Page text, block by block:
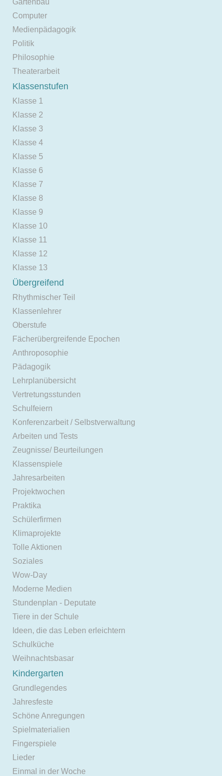
Computer
Medienpädagogik
Politik
Philosophie
Theaterarbeit
Klassenstufen
Klasse 1
Klasse 2
Klasse 3
Klasse 4
Klasse 5
Klasse 6
Klasse 7
Klasse 8
Klasse 9
Klasse 10
Klasse 11
Klasse 12
Klasse 13
Übergreifend
Rhythmischer Teil
Klassenlehrer
Oberstufe
Fächerübergreifende Epochen
Anthroposophie
Pädagogik
Lehrplanübersicht
Vertretungsstunden
Schulfeiern
Konferenzarbeit / Selbstverwaltung
Arbeiten und Tests
Zeugnisse/ Beurteilungen
Klassenspiele
Jahresarbeiten
Projektwochen
Praktika
Schülerfirmen
Klimaprojekte
Tolle Aktionen
Soziales
Wow-Day
Moderne Medien
Stundenplan - Deputate
Tiere in der Schule
Ideen, die das Leben erleichtern
Schulküche
Weihnachtsbasar
Kindergarten
Grundlegendes
Jahresfeste
Schöne Anregungen
Spielmaterialien
Fingerspiele
Lieder
Einmal in der Woche